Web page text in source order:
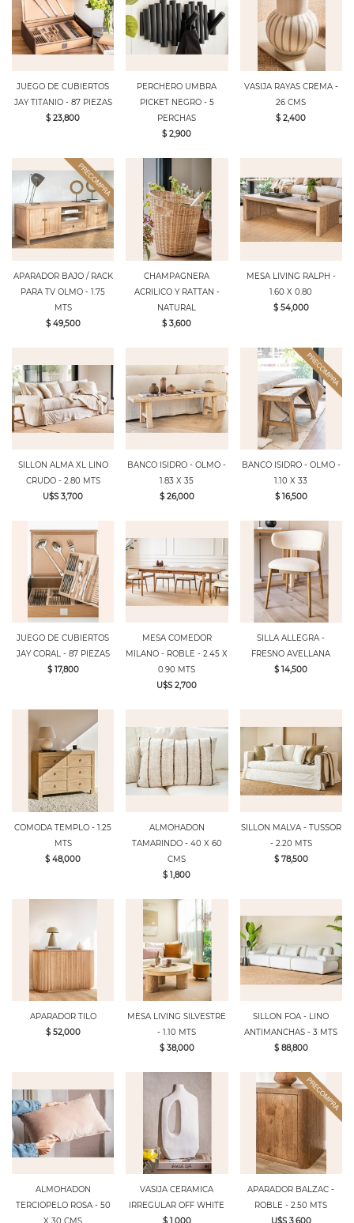
JUEGO DE CUBIERTOS
JAY TITANIO - 87 PIEZAS
$ 23,800
PERCHERO UMBRA
PICKET NEGRO - 5
PERCHAS
$ 2,900
VASIJA RAYAS CREMA -
26 CMS
$ 2,400
APARADOR BAJO / RACK
PARA TV OLMO - 1.75
MTS
$ 49,500
CHAMPAGNERA
ACRILICO Y RATTAN -
NATURAL
$ 3,600
MESA LIVING RALPH -
1.60 X 0.80
$ 54,000
SILLON ALMA XL LINO
CRUDO - 2.80 MTS
U$S 3,700
BANCO ISIDRO - OLMO -
1.83 X 35
$ 26,000
BANCO ISIDRO - OLMO -
1.10 X 33
$ 16,500
JUEGO DE CUBIERTOS
JAY CORAL - 87 PIEZAS
$ 17,800
MESA COMEDOR
MILANO - ROBLE - 2.45 X
0.90 MTS
U$S 2,700
SILLA ALLEGRA -
FRESNO AVELLANA
$ 14,500
COMODA TEMPLO - 1.25
MTS
$ 48,000
ALMOHADON
TAMARINDO - 40 X 60
CMS
$ 1,800
SILLON MALVA - TUSSOR
- 2.20 MTS
$ 78,500
APARADOR TILO
$ 52,000
MESA LIVING SILVESTRE
- 1.10 MTS
$ 38,000
SILLON FOA - LINO
ANTIMANCHAS - 3 MTS
$ 88,800
ALMOHADON
TERCIOPELO ROSA - 50
VASIJA CERAMICA
IRREGULAR OFF WHITE
APARADOR BALZAC -
ROBLE - 2.50 MTS